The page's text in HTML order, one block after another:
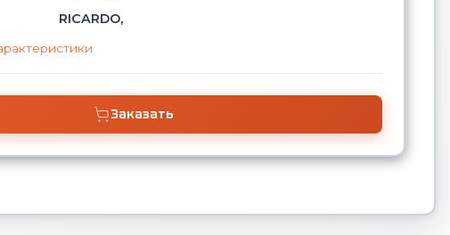
RICARDO,
Заказать